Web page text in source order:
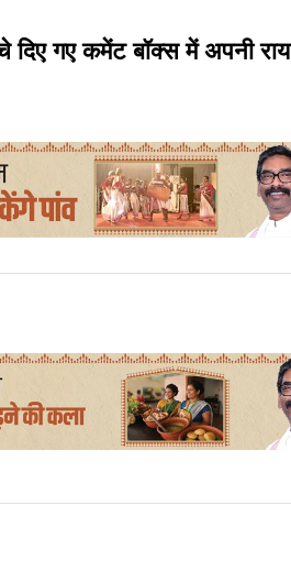
गए कमेंट बॉक्स में अपनी राय